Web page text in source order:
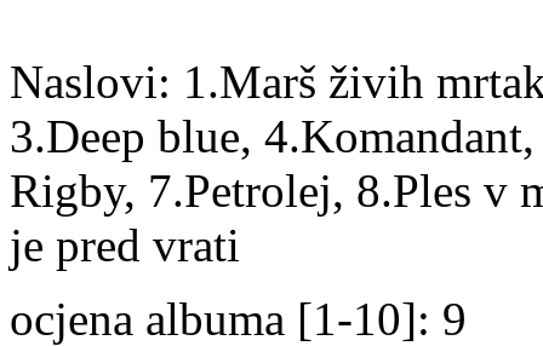
Naslovi: 1.Marš živih
3.Deep blue,
Rigby, 7.Petrolej, 8.Ples v
je pred vrati
ocjena albuma [1-10]: 9